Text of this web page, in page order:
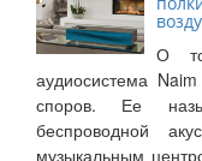
О
аудиосистема
споров. Ее
беспроводной
музыкальным